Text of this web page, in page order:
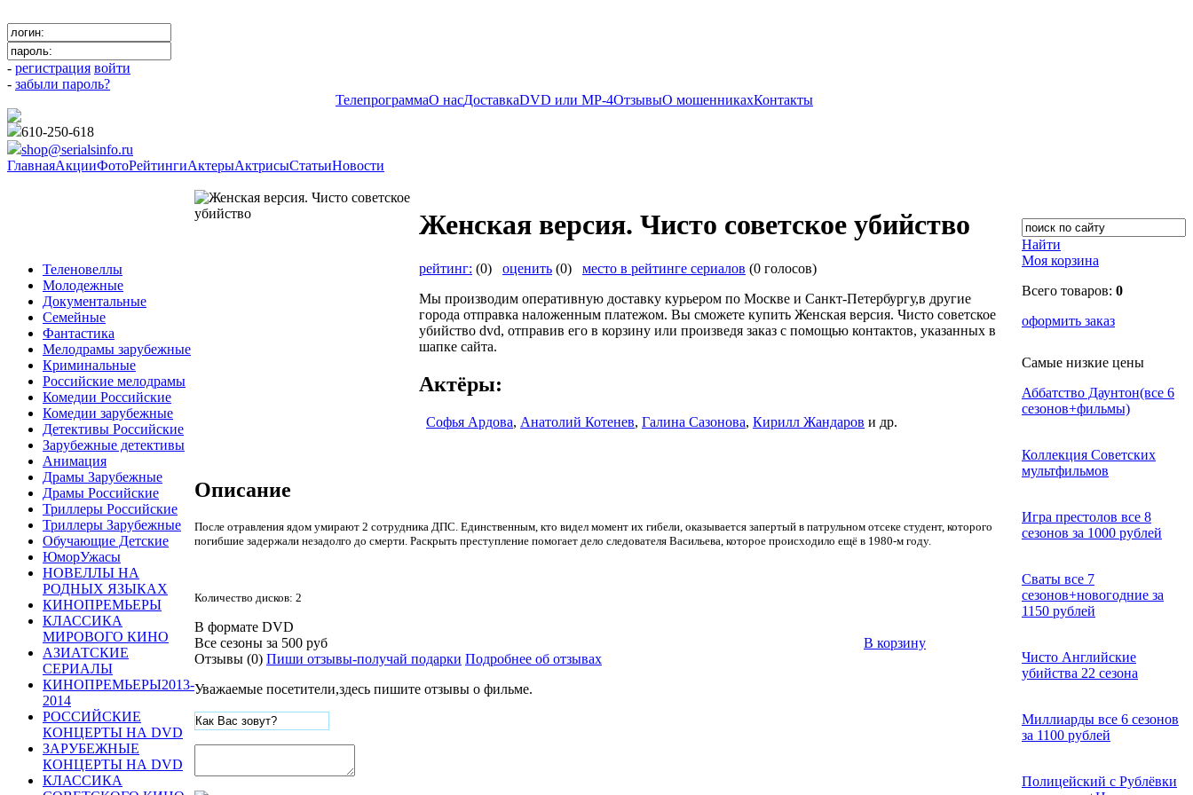
- регистрация войти
- забыли пароль?
ТелепрограммаО насДоставкаDVD или MP-4ОтзывыО мошенникахКонтакты
610-250-618
shop@serialsinfo.ru
ГлавнаяАкцииФотоРейтингиАктерыАктрисыСтатьиНовости
Теленовеллы
Молодежные
Документальные
Семейные
Фантастика
Мелодрамы зарубежные
Криминальные
Российские мелодрамы
Комедии Российские
Комедии зарубежные
Детективы Российские
Зарубежные детективы
Анимация
Драмы Зарубежные
Драмы Российские
Триллеры Российские
Триллеры Зарубежные
Обучающие Детские
ЮморУжасы
НОВЕЛЛЫ НА
РОДНЫХ ЯЗЫКАХ
КИНОПРЕМЬЕРЫ
КЛАССИКА
МИРОВОГО КИНО
АЗИАТСКИЕ
СЕРИАЛЫ
КИНОПРЕМЬЕРЫ2013-
2014
РОССИЙСКИЕ
КОНЦЕРТЫ НА DVD
ЗАРУБЕЖНЫЕ
КОНЦЕРТЫ НА DVD
КЛАССИКА
Женская версия. Чисто советское убийство
рейтинг: (0) оценить (0) место в рейтинге сериалов (0 голосов)
Мы производим оперативную доставку курьером по Москве и Санкт-Петербургу,в другие
города отправка наложенным платежом. Вы сможете купить Женская версия. Чисто советское
убийство dvd, отправив его в корзину или произведя заказ с помощью контактов, указанных в
шапке сайта.
Актёры:
Софья Ардова, Анатолий Котенев, Галина Сазонова, Кирилл Жандаров и др.
Описание
После отравления ядом умирают 2 сотрудника ДПС. Единственным, кто видел момент их гибели, оказывается запертый в патрульном отсеке студент, которого
погибшие задержали незадолго до смерти. Раскрыть преступление помогает дело следователя Васильева, которое происходило ещё в 1980-м году.
Количество дисков: 2
В формате DVD
Все сезоны за 500 руб
В корзину
Отзывы (0) Пиши отзывы-получай подарки Подробнее об отзывах
Уважаемые посетители,здесь пишите отзывы о фильме.
Найти
Моя корзина
Всего товаров: 0
оформить заказ
Самые низкие цены
Аббатство Даунтон(все 6
сезонов+фильмы)
Коллекция Советских
мультфильмов
Игра престолов все 8
сезонов за 1000 рублей
Сваты все 7
сезонов+новогодние за
1150 рублей
Чисто Английские
убийства 22 сезона
Миллиарды все 6 сезонов
за 1100 рублей
Полицейский с Рублёвки